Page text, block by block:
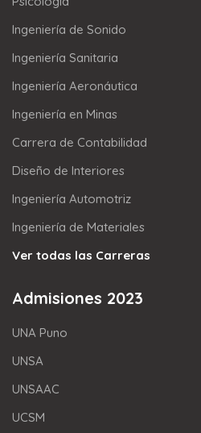
Ingeniería de Sonido
Ingeniería Sanitaria
Ingeniería Aeronáutica
Ingeniería en Minas
Carrera de Contabilidad
Diseño de Interiores
Ingeniería Automotriz
Ingeniería de Materiales
Ver todas las Carreras
Admisiones 2023
UNA Puno
UNSA
UNSAAC
UCSM